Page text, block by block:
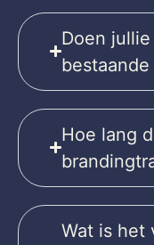
Doen
Hoe lang
Wat is het